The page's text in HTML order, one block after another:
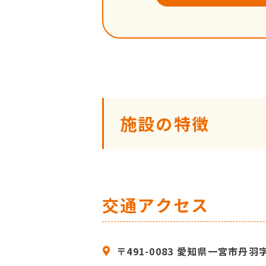
施設の特徴
交通アクセス
〒491-0083 愛知県一宮市丹羽